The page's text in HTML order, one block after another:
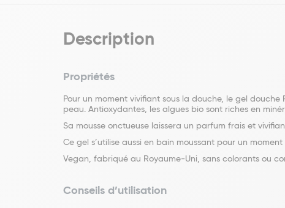
Description
Propriétés
Pour un moment vivifiant sous la douche, le gel
peau. Antioxydantes, les algues bio sont riches en
Sa mousse onctueuse laissera un parfum frais et
Ce gel s’utilise aussi en bain moussant pour un
Vegan, fabriqué au Royaume-Uni, sans colorants ou
Conseils d’utilisation